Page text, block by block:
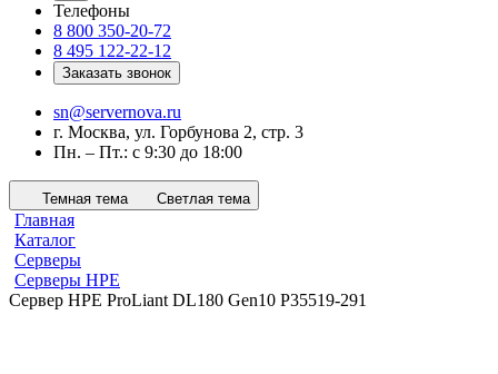
Телефоны
8 800 350-20-72
8 495 122-22-12
Заказать звонок
sn@servernova.ru
г. Москва, ул. Горбунова 2, стр. 3
Пн. – Пт.: с 9:30 до 18:00
Темная тема Светлая тема
Главная
Каталог
Серверы
Серверы HPE
Сервер HPE ProLiant DL180 Gen10 P35519-291